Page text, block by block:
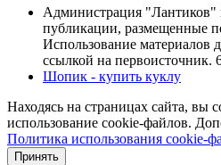
Администрация "Лантиков"
публикации, размещенные
Использование материалов
ссылкой на первоисточник.
Шопик - купить куклу
Находясь на страницах сайта, вы
использование cookie-файлов.
Политика использования cookie-
Принять